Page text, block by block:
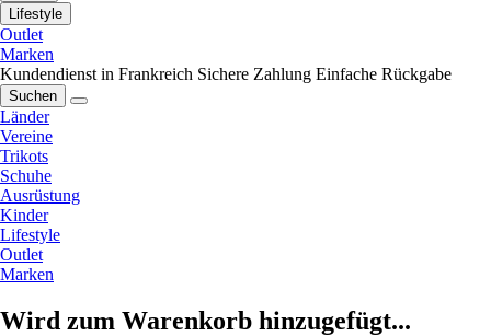
Lifestyle
Outlet
Marken
Kundendienst in Frankreich Sichere Zahlung Einfache Rückgabe
Suchen
Länder
Vereine
Trikots
Schuhe
Ausrüstung
Kinder
Lifestyle
Outlet
Marken
Wird zum Warenkorb hinzugefügt...